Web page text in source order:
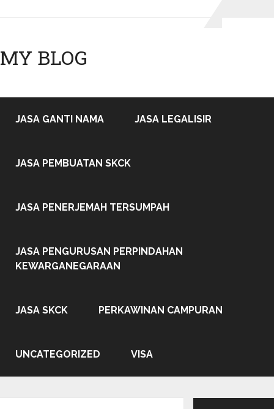
MY BLOG
JASA GANTI NAMA JASA LEGALISIR
JASA PEMBUATAN SKCK
JASA PENERJEMAH TERSUMPAH
JASA PENGURUSAN PERPINDAHAN
KEWARGANEGARAAN
JASA SKCK PERKAWINAN CAMPURAN
UNCATEGORIZED VISA